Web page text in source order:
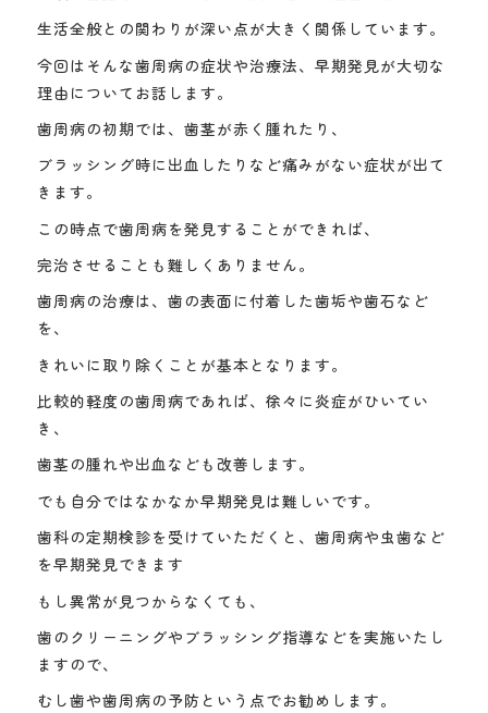
生活全般との関わりが深い点が大きく関係しています。
今回はそんな歯周病の症状や治療法、早期発見が大切な
理由についてお話します。
歯周病の初期では、歯茎が赤く腫れたり、
ブラッシング時に出血したりなど痛みがない症状が出て
きます。
この時点で歯周病を発見することができれば、
完治させることも難しくありません。
歯周病の治療は、歯の表面に付着した歯垢や歯石など
を、
きれいに取り除くことが基本となります。
比較的軽度の歯周病であれば、徐々に炎症がひいてい
き、
歯茎の腫れや出血なども改善します。
でも自分ではなかなか早期発見は難しいです。
歯科の定期検診を受けていただくと、歯周病や虫歯など
を早期発見できます
もし異常が見つからなくても、
歯のクリーニングやブラッシング指導などを実施いたし
ますので、
むし歯や歯周病の予防という点でお勧めします。